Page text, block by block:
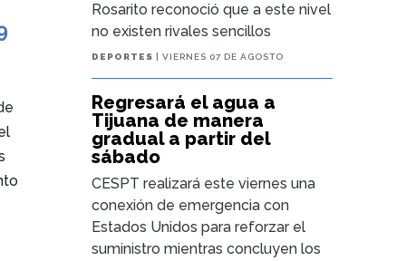
Rosarito reconoció que a este nivel
no existen rivales sencillos
DEPORTES | VIERNES 07 DE AGOSTO
Regresará el agua a
Tijuana de manera
gradual a partir del
sábado
CESPT realizará este viernes una
conexión de emergencia con
Estados Unidos para reforzar el
suministro mientras concluyen los